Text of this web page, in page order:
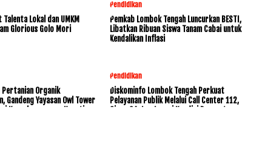
Lokal dan UMKM
Glorious Golo Mori
Pendidikan
Pemkab Lombok Tengah Luncurkan BESTI,
Libatkan Ribuan Siswa Tanam Cabai untuk
Kendalikan Inflasi
Pertanian Organik
Gandeng Yayasan Owl Tower
Keanekaragaman Hayati
Pendidikan
Diskominfo Lombok Tengah Perkuat
Pelayanan Publik Melalui Call Center 112,
Siaga 24 Jam Layani Kondisi Darurat